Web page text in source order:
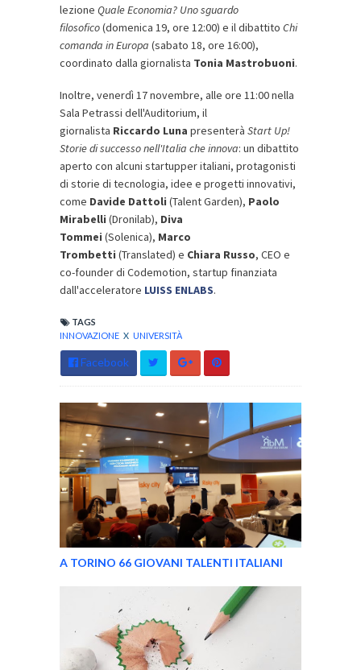
lezione Quale Economia? Uno sguardo
filosofico(domenica 19, ore 12:00) e il dibattito Chi
comanda in Europa (sabato 18, ore 16:00),
coordinato dalla giornalista Tonia Mastrobuoni.
Inoltre, venerdì 17 novembre, alle ore 11:00 nella
Sala Petrassi dell'Auditorium, il
giornalista Riccardo Luna presenterà Start Up!
Storie di successo nell'Italia che innova: un dibattito
aperto con alcuni startupper italiani, protagonisti
di storie di tecnologia, idee e progetti innovativi,
come Davide Dattoli (Talent Garden), Paolo
Mirabelli (Dronilab), Diva
Tommei (Solenica), Marco
Trombetti (Translated) e Chiara Russo, CEO e
co-founder di Codemotion, startup finanziata
dall'acceleratore LUISS ENLABS.
TAGS
INNOVAZIONE X UNIVERSITÀ
Facebook
A TORINO 66 GIOVANI TALENTI ITALIANI